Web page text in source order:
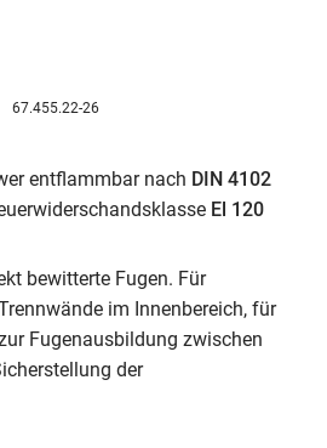
67.455.22-26
entflammbar nach DIN 4102
El 120
bewitterte Fugen. Für
im Innenbereich, für
Fugenausbildung zwischen
der